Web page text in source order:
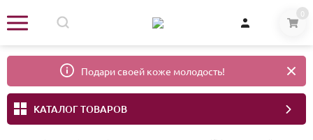
0
Подари своей коже молодость!
КАТАЛОГ ТОВАРОВ